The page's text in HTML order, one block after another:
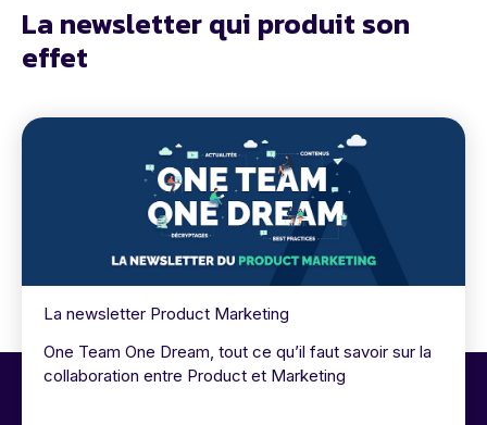
La newsletter qui produit son
effet
La newsletter Product Marketing
One Team One Dream, tout ce qu’il faut savoir sur la
collaboration entre Product et Marketing